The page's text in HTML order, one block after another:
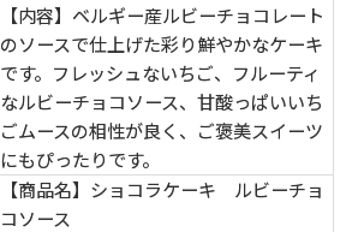
【内容】ベルギー産ルビーチョコレート
のソースで仕上げた彩り鮮やかなケーキ
です。フレッシュないちご、フルーティ
なルビーチョコソース、甘酸っぱいいち
ごムースの相性が良く、ご褒美スイーツ
にもぴったりです。
【商品名】ショコラケーキ ルビーチョ
コソース